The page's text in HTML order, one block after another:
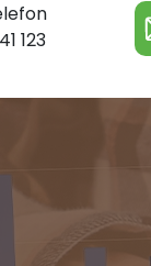
123